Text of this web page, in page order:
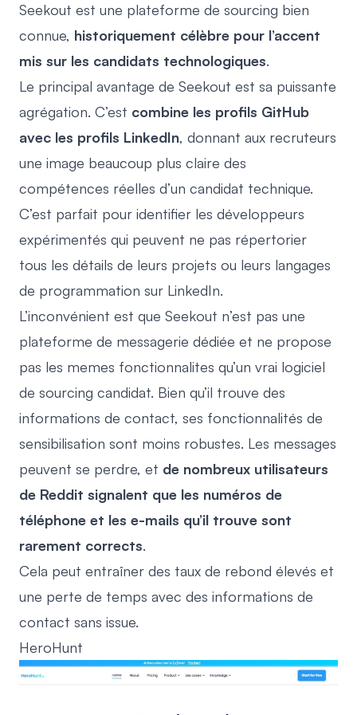
Seekout est une plateforme de sourcing bien
connue, historiquement célèbre pour l’accent
mis sur les candidats technologiques.
Le principal avantage de Seekout est sa puissante
agrégation. C’est combine les profils GitHub
avec les profils LinkedIn, donnant aux recruteurs
une image beaucoup plus claire des
compétences réelles d’un candidat technique.
C’est parfait pour identifier les développeurs
expérimentés qui peuvent ne pas répertorier
tous les détails de leurs projets ou leurs langages
de programmation sur LinkedIn.
L’inconvénient est que Seekout n’est pas une
plateforme de messagerie dédiée et ne propose
pas les memes fonctionnalites qu’un vrai logiciel
de sourcing candidat. Bien qu’il trouve des
informations de contact, ses fonctionnalités de
sensibilisation sont moins robustes. Les messages
peuvent se perdre, et de nombreux utilisateurs
de Reddit signalent que les numéros de
téléphone et les e-mails qu’il trouve sont
rarement corrects.
Cela peut entraîner des taux de rebond élevés et
une perte de temps avec des informations de
contact sans issue.
HeroHunt